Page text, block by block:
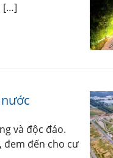
[…]
và độc đáo.
đem đến cho cư